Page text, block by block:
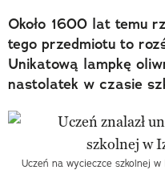
Około 1600 lat temu
tego przedmiotu to
Unikatową lampkę
nastolatek w czasie
Uczeń na wycieczce szkolnej